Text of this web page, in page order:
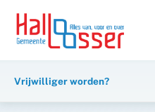
inhoud
naar
Vrijwilliger worden?